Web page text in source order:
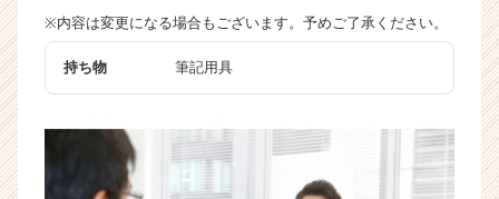
※内容は変更になる場合もございます。予めご了承ください。
持ち物 筆記用具